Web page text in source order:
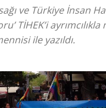
ve Türkiye İnsan
TİHEK’i
ile yazıldı.